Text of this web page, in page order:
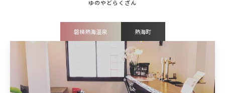
磐梯熱海温泉 熱海町